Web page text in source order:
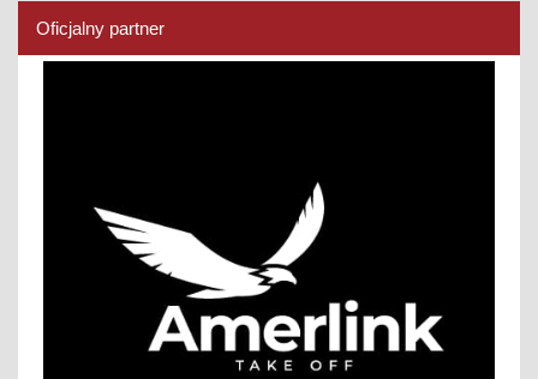
Oficjalny partner